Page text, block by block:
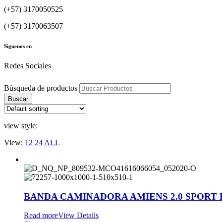
(+57) 3170050525
(+57) 3170063507
Siguenos en
Redes Sociales
Búsqueda de productos
Buscar
view style:
View: 12 24 ALL
BANDA CAMINADORA AMIENS 2.0 SPORT
Read moreView Details